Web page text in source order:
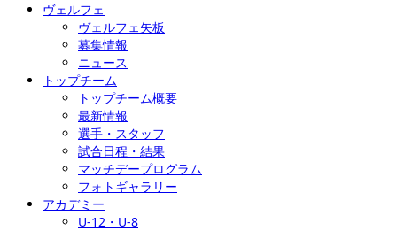
ヴェルフェ
ヴェルフェ矢板
募集情報
ニュース
トップチーム
トップチーム概要
最新情報
選手・スタッフ
試合日程・結果
マッチデープログラム
フォトギャラリー
アカデミー
U-12・U-8